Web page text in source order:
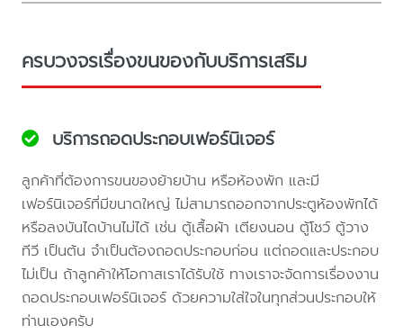
ครบวงจรเรื่องขนของกับบริการเสริม
บริการถอดประกอบเฟอร์นิเจอร์
ลูกค้าที่ต้องการขนของย้ายบ้าน หรือห้องพัก และมี
เฟอร์นิเจอร์ที่มีขนาดใหญ่ ไม่สามารถออกจากประตูห้องพักได้
หรือลงบันไดบ้านไม่ได้ เช่น ตู้เสื้อผ้า เตียงนอน ตู้โชว์ ตู้วาง
ทีวี เป็นต้น จำเป็นต้องถอดประกอบก่อน แต่ถอดและประกอบ
ไม่เป็น ถ้าลูกค้าให้โอกาสเราได้รับใช้ ทางเราจะจัดการเรื่องงาน
ถอดประกอบเฟอร์นิเจอร์ ด้วยความใส่ใจในทุกส่วนประกอบให้
ท่านเองครับ